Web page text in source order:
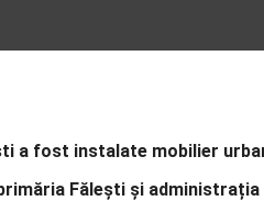
a fost instalate mobilier
Fălești și